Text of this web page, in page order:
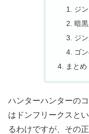
ジ
暗
ジ
ゴ
まとめ
ハンターハンターの
はドンフリークスと
るわけですが、その